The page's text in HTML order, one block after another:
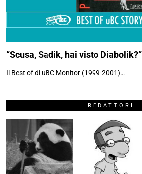
“Scusa, Sadik, hai visto Diabolik?”
Il Best of di uBC Monitor (1999-2001)…
REDATTORI